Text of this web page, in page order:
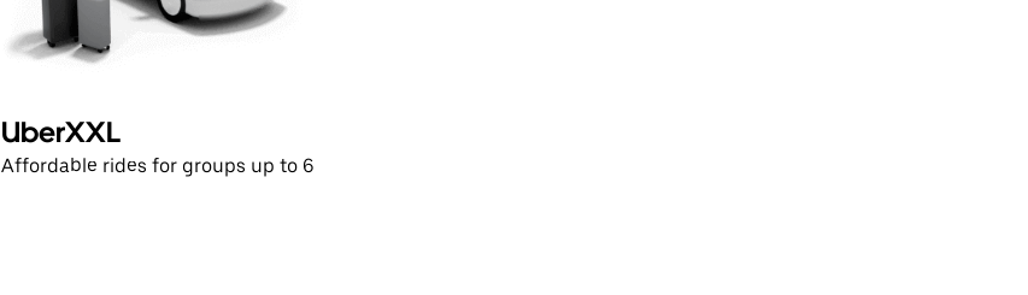
UberXXL
Affordable rides for groups up to 6